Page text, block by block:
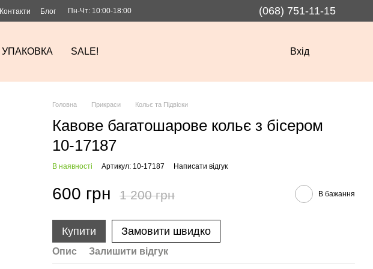
Контакти Блог Пн-Чт: 10:00-18:00 (068) 751-11-15
УПАКОВКА SALE! Вхід
Головна Прикраси Кольє та Підвіски
Кавове багатошарове кольє з бісером
10-17187
В наявності Артикул: 10-17187 Написати відгук
600 грн 1 200 грн В бажання
Купити Замовити швидко
Опис Залишити вiдгук